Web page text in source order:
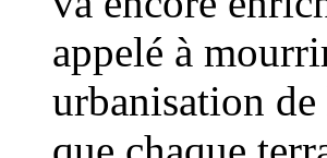
appelé à
urbanisation